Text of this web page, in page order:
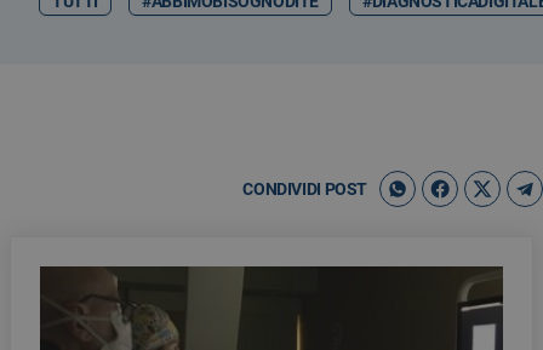
CONDIVIDI POST